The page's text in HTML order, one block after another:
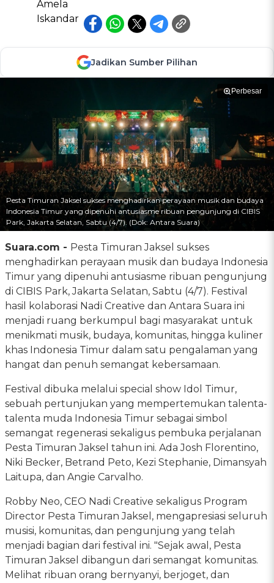
Jadikan Sumber Pilihan
Perbesar
Pesta Timuran Jaksel sukses menghadirkan perayaan musik dan budaya
Indonesia Timur yang dipenuhi antusiasme ribuan pengunjung di CIBIS
Park, Jakarta Selatan, Sabtu (4/7). (Dok: Antara Suara)
Suara.com - Pesta Timuran Jaksel sukses
menghadirkan perayaan musik dan budaya Indonesia
Timur yang dipenuhi antusiasme ribuan pengunjung
di CIBIS Park, Jakarta Selatan, Sabtu (4/7). Festival
hasil kolaborasi Nadi Creative dan Antara Suara ini
menjadi ruang berkumpul bagi masyarakat untuk
menikmati musik, budaya, komunitas, hingga kuliner
khas Indonesia Timur dalam satu pengalaman yang
hangat dan penuh semangat kebersamaan.
Festival dibuka melalui special show Idol Timur,
sebuah pertunjukan yang mempertemukan talenta-
talenta muda Indonesia Timur sebagai simbol
semangat regenerasi sekaligus pembuka perjalanan
Pesta Timuran Jaksel tahun ini. Ada Josh Florentino,
Niki Becker, Betrand Peto, Kezi Stephanie, Dimansyah
Laitupa, dan Angie Carvalho.
Robby Neo, CEO Nadi Creative sekaligus Program
Director Pesta Timuran Jaksel, mengapresiasi seluruh
musisi, komunitas, dan pengunjung yang telah
menjadi bagian dari festival ini. "Sejak awal, Pesta
Timuran Jaksel dibangun dari semangat komunitas.
Melihat ribuan orang bernyanyi, berjoget, dan